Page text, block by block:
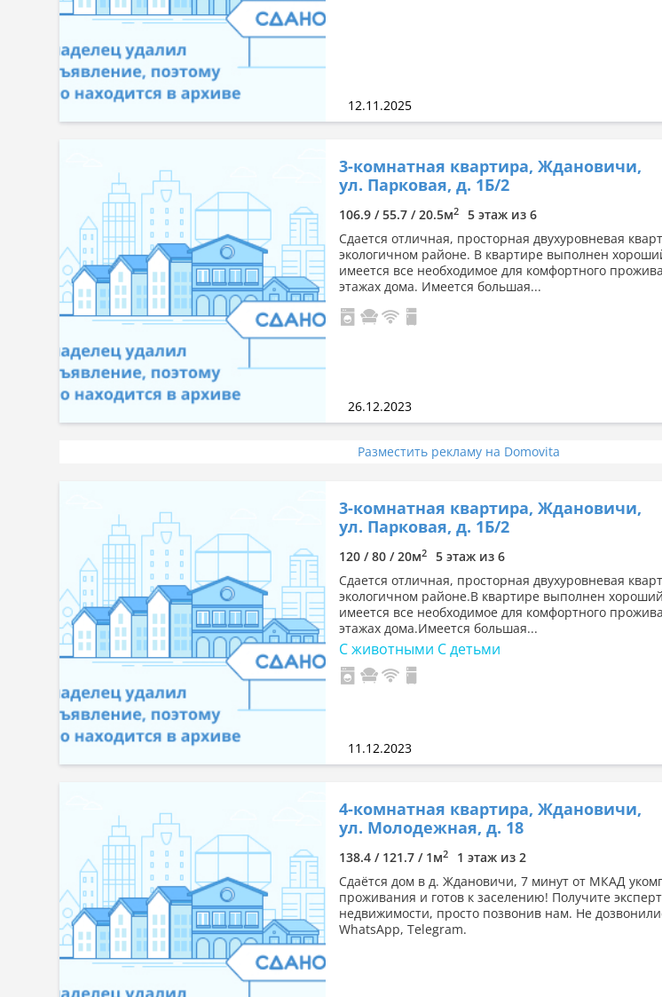
12.11.2025
3-комнатная квартира, Ждановичи,
ул. Парковая, д. 1Б/2
106.9 / 55.7 / 20.5м2
5 этаж из 6
Сдается отличная, просторная двухуровневая
экологичном районе. В квартире выполнен
имеется все необходимое для комфортного
этажах дома. Имеется большая...
26.12.2023
Разместить рекламу на Domovita
3-комнатная квартира, Ждановичи,
ул. Парковая, д. 1Б/2
120 / 80 / 20м2
5 этаж из 6
Сдается отличная, просторная двухуровневая
экологичном районе.В квартире выполнен
имеется все необходимое для комфортного
этажах дома.Имеется большая...
С животными С детьми
11.12.2023
4-комнатная квартира, Ждановичи,
ул. Молодежная, д. 18
138.4 / 121.7 / 1м2
1 этаж из 2
Сдаётся дом в д. Ждановичи, 7 минут от МКАД
проживания и готов к заселению! Получите
недвижимости, просто позвонив нам. Не
WhatsApp, Telegram.